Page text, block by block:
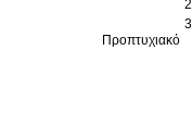
Προπτυχιακό